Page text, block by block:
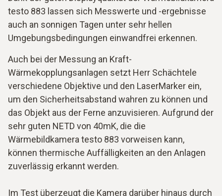
testo 883 lassen sich Messwerte und -ergebnisse
auch an sonnigen Tagen unter sehr hellen
Umgebungsbedingungen einwandfrei erkennen.
Auch bei der Messung an Kraft-
Wärmekopplungsanlagen setzt Herr Schächtele
verschiedene Objektive und den LaserMarker ein,
um den Sicherheitsabstand wahren zu können und
das Objekt aus der Ferne anzuvisieren. Aufgrund der
sehr guten NETD von 40mK, die die
Wärmebildkamera testo 883 vorweisen kann,
können thermische Auffälligkeiten an den Anlagen
zuverlässig erkannt werden.
Im Test überzeugt die Kamera darüber hinaus durch